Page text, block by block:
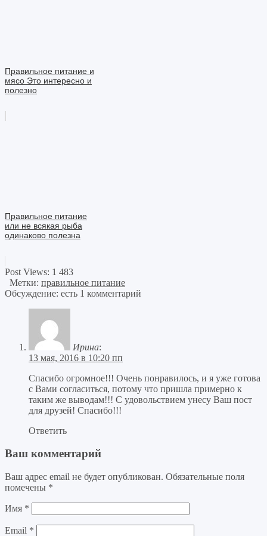
Правильное питание и
мясо Это интересно и
полезно
Правильное питание
или не всякая рыба
одинаково полезна
Post Views: 1 483
Метки: правильное питание
Обсуждение: есть 1 комментарий
Ирина:
13 мая, 2016 в 10:20 пп
Спасибо огромное!!! Очень понравилось, и я уже готова
с Вами согласиться, потому что пришла примерно к
таким же выводам!!! С удовольствием унесу Ваш пост
для друзей! Спасибо!!!
Ответить
Ваш комментарий
Ваш адрес email не будет опубликован. Обязательные поля
помечены *
Имя *
Email *